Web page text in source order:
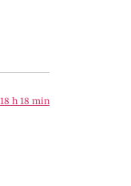
h 18 min